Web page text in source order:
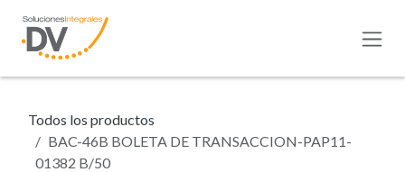
Todos los productos
BAC-46B BOLETA DE TRANSACCION-PAP11-
01382 B/50